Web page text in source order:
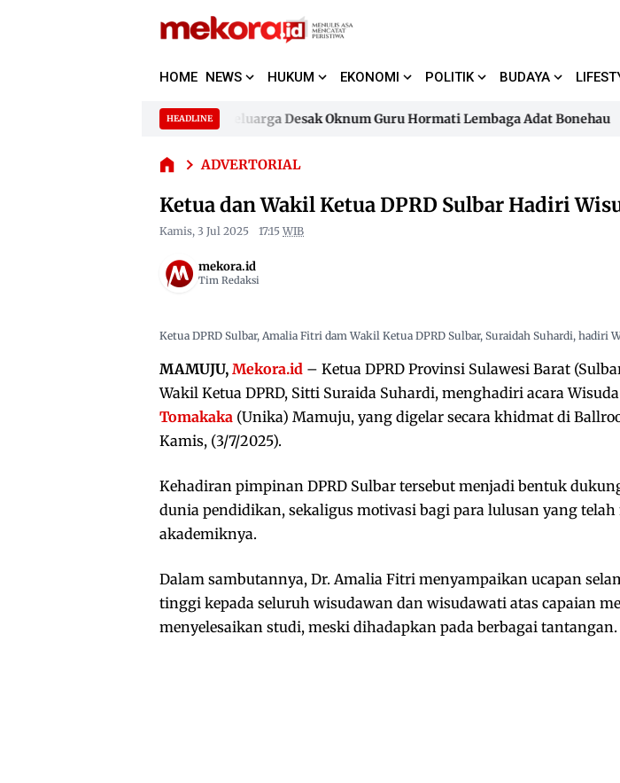
HOME NEWS HUKUM EKONOMI POLITIK BUDAYA
HEADLINE
Pencemaran Nama Baik, Keluarga Desak Oknum Guru Hormati Lembaga Adat Bonehau
Pencemaran Nama Baik, Keluarga Desak Oknum Guru Hormati Lembaga Adat Bonehau
ADVERTORIAL
Ketua
Wakil
Sulbar
Wisuda
Unika
Ketua dan Wakil Ketua DPRD Sulbar Hadiri
Kamis, 3 Jul 2025 17:15 WIB
mekora.id
Tim Redaksi
Ketua DPRD Sulbar, Amalia Fitri dam Wakil Ketua DPRD Sulbar, Suraidah Suhardi, hadiri
MAMUJU, Mekora.id – Ketua DPRD Provinsi Sulawesi Barat
Wakil Ketua DPRD, Sitti Suraida Suhardi, menghadiri acara Wisuda
Tomakaka (Unika) Mamuju, yang digelar secara khidmat di
Kamis, (3/7/2025).
Kehadiran pimpinan DPRD Sulbar tersebut menjadi bentuk
dunia pendidikan, sekaligus motivasi bagi para lulusan yang
akademiknya.
Dalam sambutannya, Dr. Amalia Fitri menyampaikan ucapan
tinggi kepada seluruh wisudawan dan wisudawati atas capaian
menyelesaikan studi, meski dihadapkan pada berbagai tantangan.